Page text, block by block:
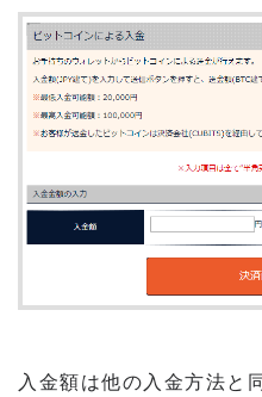
入金額は他の入金方法と